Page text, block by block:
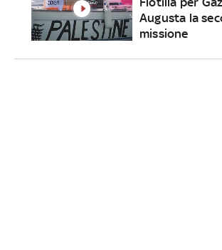
Augusta la
missione